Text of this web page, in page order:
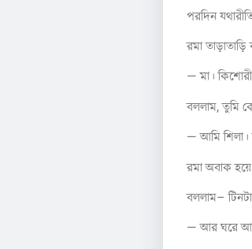
পরদিন
রমা
— মা।
বললাম, তুমি
— আমি শিলা।
রমা অবাক
বললাম–
— আর ঘরে